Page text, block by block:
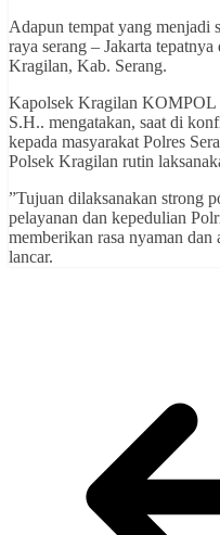
Adapun tempat yang menjadi
raya serang – Jakarta
Kragilan, Kab. Serang.
Kapolsek Kragilan
S.H.. mengatakan, saat di
kepada masyarakat Polres
Polsek Kragilan rutin
”Tujuan dilaksanakan strong
pelayanan dan kepedulian
memberikan rasa nyaman dan
lancar.